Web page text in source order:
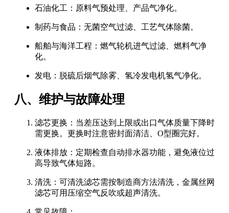
石油化工：原料气预处理、产品气净化。
制药与食品：无菌空气过滤、工艺气体除菌。
船舶与海洋工程：燃气轮机进气过滤、燃料气净
化。
发电：脱硫后烟气除雾、氢冷发电机氢气净化。
八、维护与故障处理
滤芯更换：当差压达到上限或出口气体质量下降时
需更换。更换时注意密封面清洁、O型圈完好。
液体排放：定期检查自动排水器功能，避免液位过
高导致气体短路。
清洗：可清洗滤芯需按制造商方法清洗，金属丝网
滤芯可用压缩空气反吹或超声清洗。